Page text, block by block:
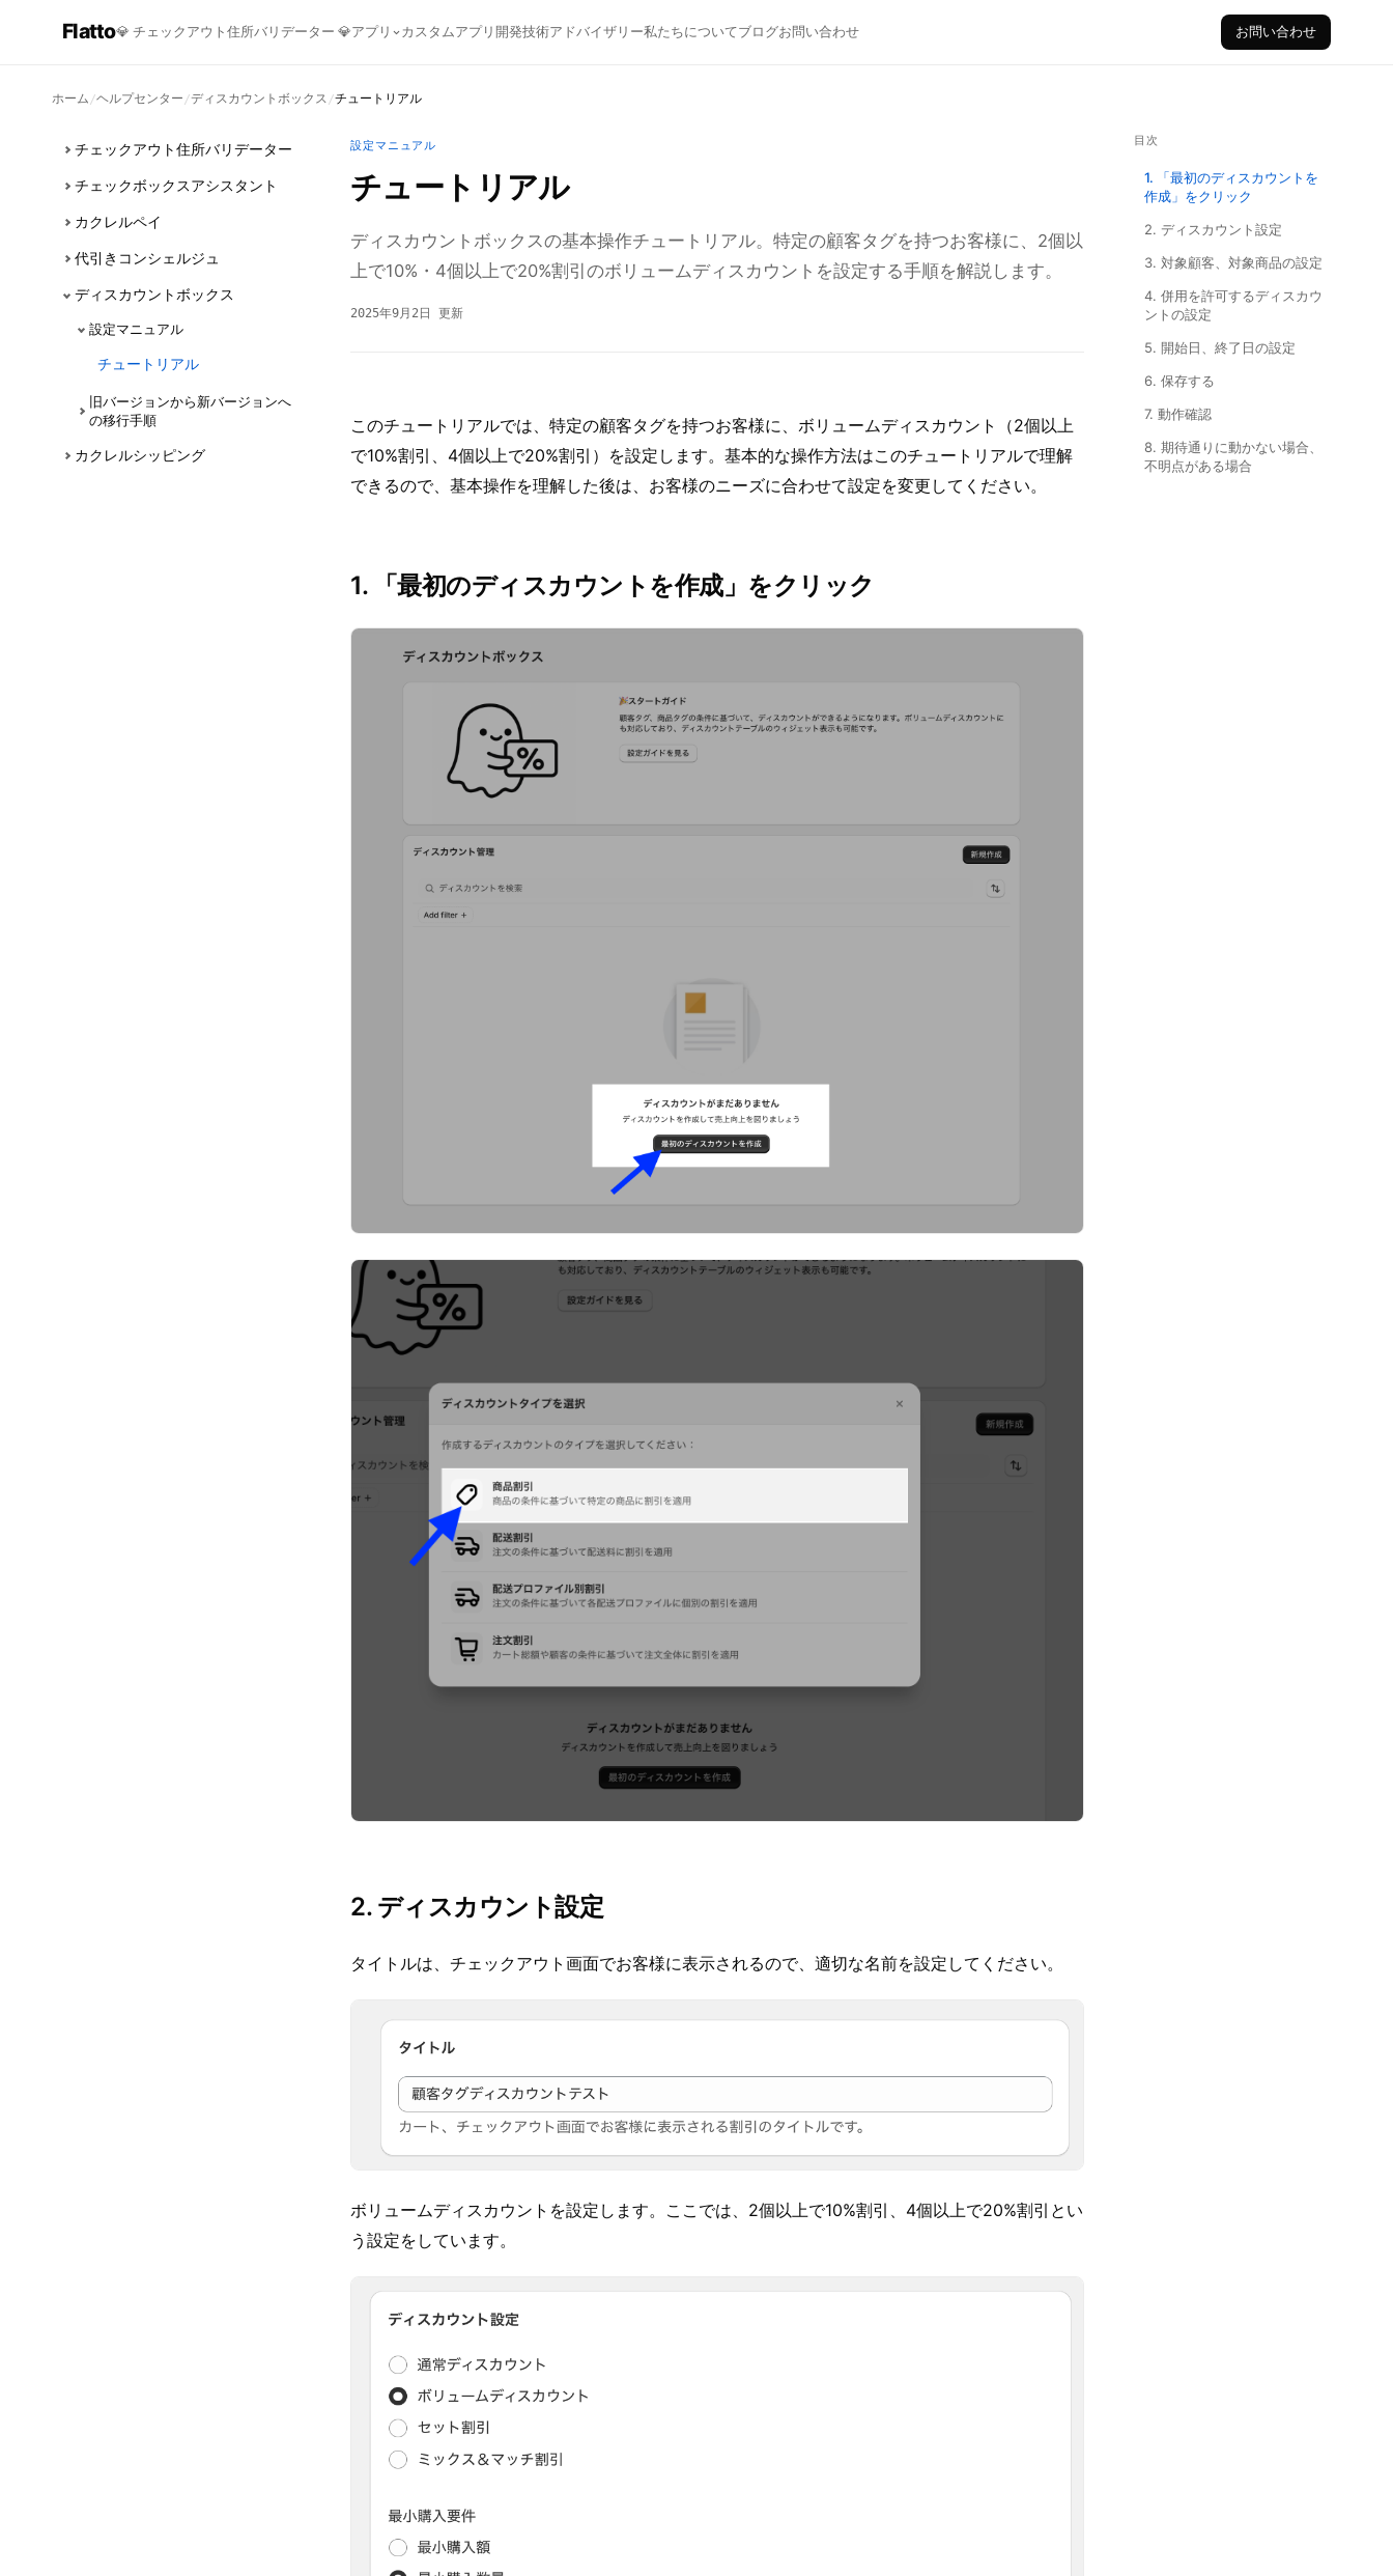
Flatto💎 チェックアウト住所バリデーター 💎アプリ カスタムアプリ開発技術アドバイザリー私たちについてブログお問い合わせ お問い合わせ
ホーム /ヘルプセンター /ディスカウントボックス /チュートリアル
チェックアウト住所バリデーター
チェックボックスアシスタント
カクレルペイ
代引きコンシェルジュ
ディスカウントボックス
設定マニュアル
チュートリアル
旧バージョンから新バージョンへ
の移行手順
カクレルシッピング
設定マニュアル
チュートリアル
ディスカウントボックスの基本操作チュートリアル。特定の顧客タグを持つお客様に、2個以
上で10%・4個以上で20%割引のボリュームディスカウントを設定する手順を解説します。
2025年9月2日 更新
目次
1. 「最初のディスカウントを
作成」をクリック
2. ディスカウント設定
3. 対象顧客、対象商品の設定
4. 併用を許可するディスカウ
ントの設定
5. 開始日、終了日の設定
6. 保存する
7. 動作確認
8. 期待通りに動かない場合、
不明点がある場合
このチュートリアルでは、特定の顧客タグを持つお客様に、ボリュームディスカウント（2個以上
で10%割引、4個以上で20%割引）を設定します。基本的な操作方法はこのチュートリアルで理解
できるので、基本操作を理解した後は、お客様のニーズに合わせて設定を変更してください。
1. 「最初のディスカウントを作成」をクリック
2. ディスカウント設定
タイトルは、チェックアウト画面でお客様に表示されるので、適切な名前を設定してください。
ボリュームディスカウントを設定します。ここでは、2個以上で10%割引、4個以上で20%割引とい
う設定をしています。